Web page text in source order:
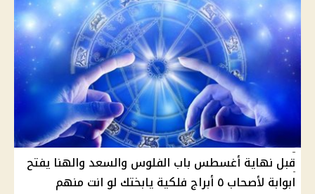
قبل نهاية أغسطس باب الفلوس والسعد والهنا يفتح
ابوابة لأصحاب ٥ أبراج فلكية يابختك لو انت منهم